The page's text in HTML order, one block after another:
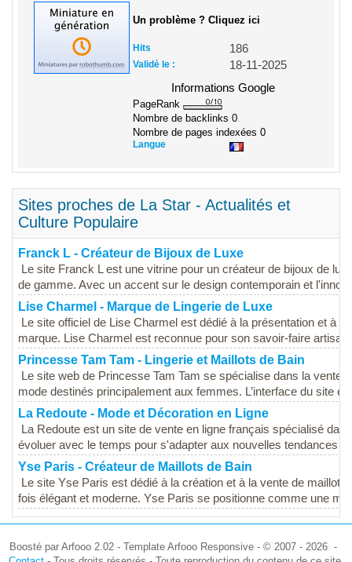
Un problème ? Cliquez ici
Hits 186
Validé le :
18-11-2025
Informations Google
PageRank
Nombre de backlinks 0
Nombre de pages indexées 0
Langue
Sites proches de La Star - Actualités et
Culture Populaire
Franck L - Créateur de Bijoux de Luxe
Le site Franck L est une vitrine pour un créateur de bijoux de
de gamme. Avec un accent sur le design contemporain et
Lise Charmel - Marque de Lingerie de Luxe
Le site officiel de Lise Charmel est dédié à la présentation et à
marque. Lise Charmel est reconnue pour son savoir-faire
Princesse Tam Tam - Lingerie et Maillots de Bain
Le site web de Princesse Tam Tam se spécialise dans la vente
mode destinés principalement aux femmes. L’interface du site
La Redoute - Mode et Décoration en Ligne
La Redoute est un site de vente en ligne français spécialisé
évoluer avec le temps pour s'adapter aux nouvelles tendances
Yse Paris - Créateur de Maillots de Bain
Le site Yse Paris est dédié à la création et à la vente de
fois élégant et moderne. Yse Paris se positionne comme une
Boosté par Arfooo 2.02 - Template Arfooo Responsive - © 2007 - 2026 -